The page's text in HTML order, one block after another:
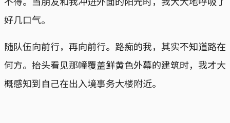
好几口气。
随队伍向前行，再向前行。路痴的我，其实不知道路在
何方。抬头看见那幢覆盖鲜黄色外幕的建筑时，我才大
概感知到自己在出入境事务大楼附近。